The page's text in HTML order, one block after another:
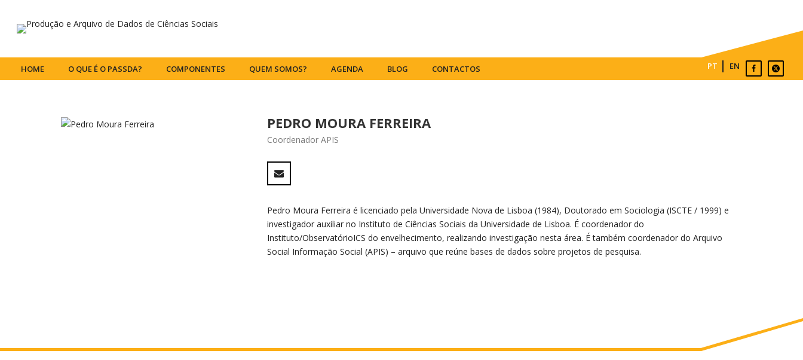
HOME O QUE É O PASSDA? COMPONENTES QUEM SOMOS? AGENDA BLOG CONTACTOS PT EN
PEDRO MOURA FERREIRA
Coordenador APIS
Pedro Moura Ferreira é licenciado pela Universidade Nova de Lisboa (1984), Doutorado em Sociologia (ISCTE / 1999) e
investigador auxiliar no Instituto de Ciências Sociais da Universidade de Lisboa. É coordenador do
Instituto/ObservatórioICS do envelhecimento, realizando investigação nesta área. É também coordenador do Arquivo
Social Informação Social (APIS) – arquivo que reúne bases de dados sobre projetos de pesquisa.